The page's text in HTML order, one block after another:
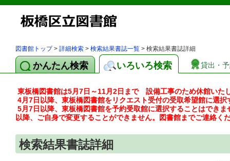
図書館トップ> 詳細検索 > 検索結果書誌一覧 > 検索結果書誌詳細
かんたん検索 いろいろ検索 貸出・
東板橋図書館は5月7日～11月2日まで 設備工事のため休館いた
4月7日以降、東板橋図書館をリクエスト受付の受取希望館に選択
5月7日以降、東板橋図書館を予約受取館に選択することはでき
以降、ご自身で変更することができません。図書館までご連絡く
検索結果書誌詳細